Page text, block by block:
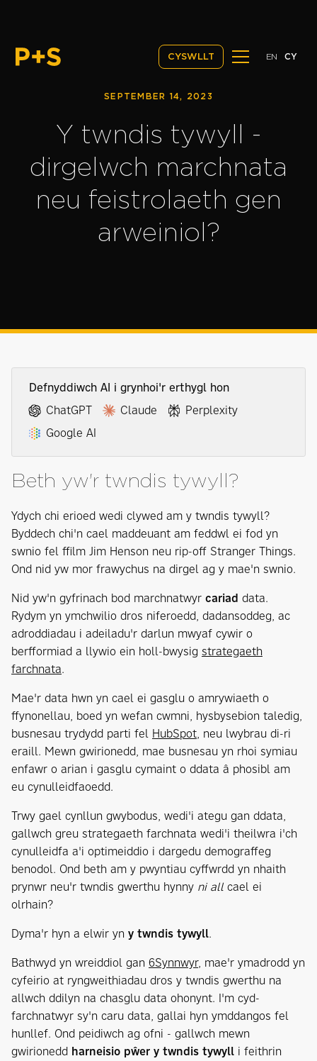
CYSWLLT EN CY
SEPTEMBER 14, 2023
Y twndis tywyll -
dirgelwch marchnata
neu feistrolaeth gen
arweiniol?
Defnyddiwch AI i grynhoi'r erthygl hon
ChatGPT
Claude
Perplexity
Google AI
Beth yw'r twndis tywyll?
Ydych chi erioed wedi clywed am y twndis tywyll?
Byddech chi'n cael maddeuant am feddwl ei fod yn
swnio fel ffilm Jim Henson neu rip-off Stranger Things.
Ond nid yw mor frawychus na dirgel ag y mae'n swnio.
Nid yw'n gyfrinach bod marchnatwyr cariad data.
Rydym yn ymchwilio dros niferoedd, dadansoddeg, ac
adroddiadau i adeiladu'r darlun mwyaf cywir o
berfformiad a llywio ein holl-bwysig strategaeth
farchnata.
Mae'r data hwn yn cael ei gasglu o amrywiaeth o
ffynonellau, boed yn wefan cwmni, hysbysebion taledig,
busnesau trydydd parti fel HubSpot, neu lwybrau di-ri
eraill. Mewn gwirionedd, mae busnesau yn rhoi symiau
enfawr o arian i gasglu cymaint o ddata â phosibl am
eu cynulleidfaoedd.
Trwy gael cynllun gwybodus, wedi'i ategu gan ddata,
gallwch greu strategaeth farchnata wedi'i theilwra i'ch
cynulleidfa a'i optimeiddio i dargedu demograffeg
benodol. Ond beth am y pwyntiau cyffwrdd yn nhaith
prynwr neu'r twndis gwerthu hynny ni all cael ei
olrhain?
Dyma'r hyn a elwir yn y twndis tywyll.
Bathwyd yn wreiddiol gan 6Synnwyr, mae'r ymadrodd yn
cyfeirio at ryngweithiadau dros y twndis gwerthu na
allwch ddilyn na chasglu data ohonynt. I'm cyd-
farchnatwyr sy'n caru data, gallai hyn ymddangos fel
hunllef. Ond peidiwch ag ofni - gallwch mewn
gwirionedd harneisio pŵer y twndis tywyll i feithrin